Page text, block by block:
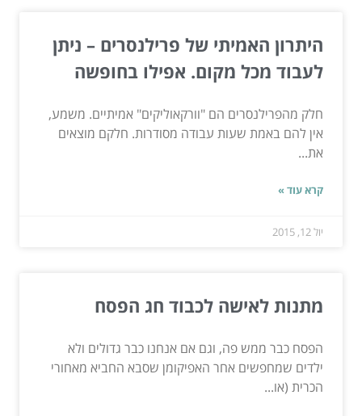
היתרון האמיתי של פרילנסרים – ניתן
לעבוד מכל מקום. אפילו בחופשה
חלק מהפרילנסרים הם "וורקאוליקים" אמיתיים. משמע,
אין להם באמת שעות עבודה מסודרות. חלקם מוצאים
את...
קרא עוד »
יול 12, 2015
מתנות לאישה לכבוד חג הפסח
הפסח כבר ממש פה, וגם אם אנחנו כבר גדולים ולא
ילדים שמחפשים אחר האפיקומן שסבא החביא מאחורי
הכרית (או...